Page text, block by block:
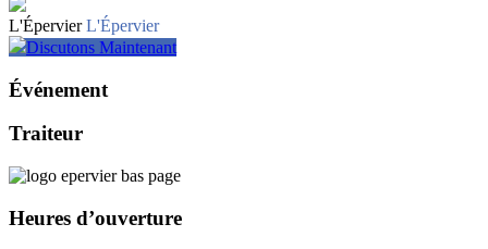
L'Épervier L'Épervier
Discutons Maintenant
Événement
Traiteur
Heures d’ouverture